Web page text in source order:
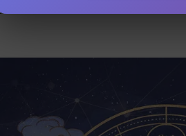
。無論係單身定係已有伴侶，都可以